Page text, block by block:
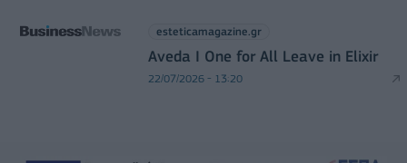
esteticamagazine.gr
Aveda I One for All Leave in Elixir
22/07/2026 - 13:20